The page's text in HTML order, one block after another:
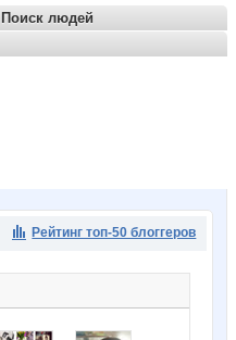
Поиск людей
Рейтинг топ-50 блоггеров